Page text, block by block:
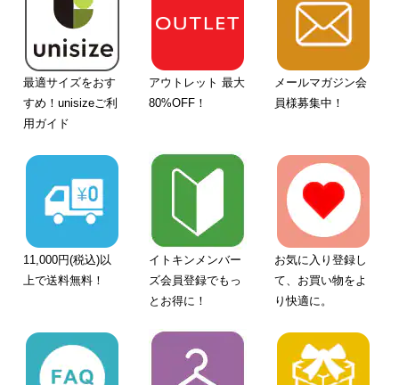
最適サイズをおす
すめ！unisizeご利
用ガイド
アウトレット 最大
80%OFF！
メールマガジン会
員様募集中！
11,000円(税込)以
上で送料無料！
イトキンメンバー
ズ会員登録でもっ
とお得に！
お気に入り登録し
て、お買い物をよ
り快適に。